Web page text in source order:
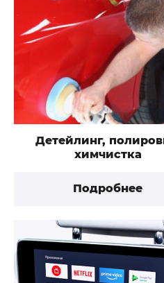
Детейлинг,
химчистка
Подробнее